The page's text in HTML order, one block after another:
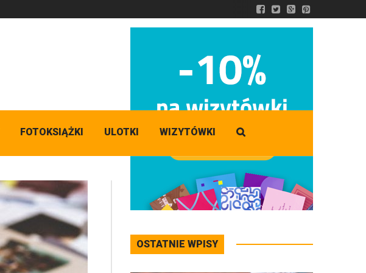
Czwartek , 06 - 08 - 2026
FOTOKSIĄŻKI ULOTKI WIZYTÓWKI
OSTATNIE WPISY